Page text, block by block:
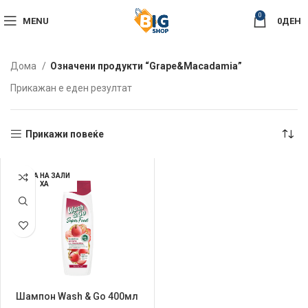
MENU
0
0ДЕН
Дома
Означени продукти “Grape&Macadamia”
Прикажан е еден резултат
Прикажи повеќе
НЕМА НА ЗАЛИ
ХА
Шампон Wash & Go 400мл